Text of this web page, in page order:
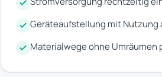
Geräteaufstellung mit Nutzung
Materialwege ohne Umräumen